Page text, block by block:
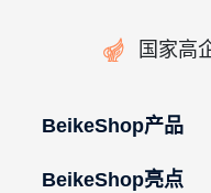
 国家高
BeikeShop产品
BeikeShop亮点